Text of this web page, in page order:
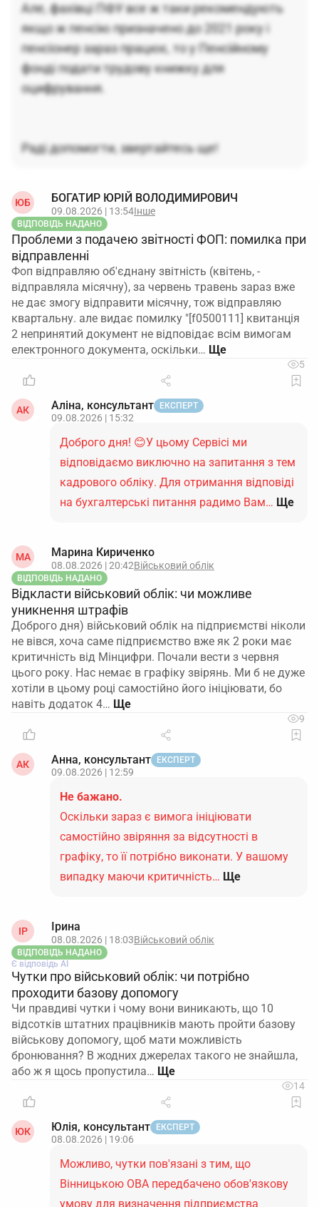
Але, фахівці ПФУ все ж таки рекомендують
якщо ж пенсію призначено до 2021 року і
пенсіонер зараз працює, то у Пенсійному
фонді подати трудову книжку для
оцифрування.
Раді допомогти, звертайтесь ще!
ЮБ БОГАТИР ЮРІЙ ВОЛОДИМИРОВИЧ
09.08.2026 | 13:54Інше
ВІДПОВІДЬ НАДАНО
Проблеми з подачею звітності ФОП: помилка при
відправленні
Фоп відправляю об'єднану звітність (квітень, -
відправляла місячну), за червень травень зараз вже
не дає змогу відправити місячну, тож відправляю
квартальну. але видає помилку "[f0500111] квитанція
2 непринятий документ не відповідає всім вимогам
електронного документа, оскільки…
5
АК Аліна, консультант ЕКСПЕРТ
09.08.2026 | 15:32
Доброго дня! 😊У цьому Сервісі ми
відповідаємо виключно на запитання з тем
кадрового обліку. Для отримання відповіді
на бухгалтерські питання радимо Вам… Ще
МА Марина Кириченко
08.08.2026 | 20:42Військовий облік
ВІДПОВІДЬ НАДАНО
Відкласти військовий облік: чи можливе
уникнення штрафів
Доброго дня) військовий облік на підприємстві ніколи
не вівся, хоча саме підприємство вже як 2 роки має
критичність від Мінцифри. Почали вести з червня
цього року. Нас немає в графіку звірянь. Ми б не дуже
хотіли в цьому році самостійно його ініціювати, бо
навіть додаток 4…
9
АК Анна, консультант ЕКСПЕРТ
09.08.2026 | 12:59
Не бажано.
Оскільки зараз є вимога ініціювати
самостійно звіряння за відсутності в
графіку, то її потрібно виконати. У вашому
випадку маючи критичність… Ще
ІР Ірина
08.08.2026 | 18:03Військовий облік
ВІДПОВІДЬ НАДАНО
Є відповідь АІ
Чутки про військовий облік: чи потрібно
проходити базову допомогу
Чи правдиві чутки і чому вони виникають, що 10
відсотків штатних працівників мають пройти базову
військову допомогу, щоб мати можливість
бронювання? В жодних джерелах такого не знайшла,
або ж я щось пропустила…
14
ЮК Юлія, консультант ЕКСПЕРТ
08.08.2026 | 19:06
Можливо, чутки пов'язані з тим, що
Вінницькою ОВА передбачено обов'язкову
умову для визначення підприємства